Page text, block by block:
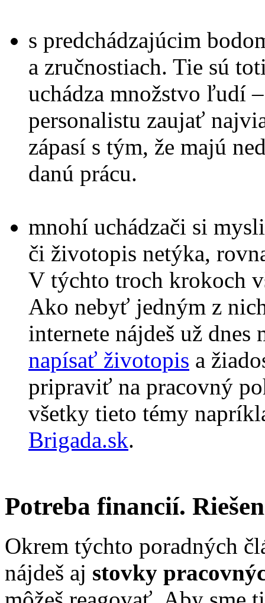
s predchádzajúcim
a zručnostiach. Tie sú
uchádza množstvo ľudí
personalistu zaujať
zápasí s tým, že majú
danú prácu.
mnohí uchádzači si
či životopis netýka,
V týchto troch krokoch
Ako nebyť jedným z
internete nájdeš už
napísať životopis a
pripraviť na pracovný
všetky tieto témy
Brigada.sk.
Potreba financií.
Okrem týchto poradných
nájdeš aj stovky